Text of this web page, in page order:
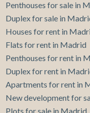
Penthouses for sale in
Duplex for sale in
Houses for rent in
Flats for rent in Madrid
Penthouses for rent in
Duplex for rent in
Apartments for rent in
New development for
Plots for sale in Madrid